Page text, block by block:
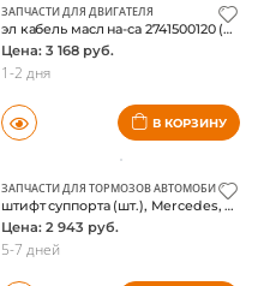
ЗАПЧАСТИ ДЛЯ ДВИГАТЕЛЯ
эл кабель масл на-са 2741500120 (шт.), Mercedes, оригинал
Цена: 3 168 руб.
1-2 дня
В КОРЗИНУ
ЗАПЧАСТИ ДЛЯ ТОРМОЗОВ АВТОМОБИЛЯ
штифт суппорта (шт.), Mercedes, оригинал
Цена: 2 943 руб.
5-7 дней